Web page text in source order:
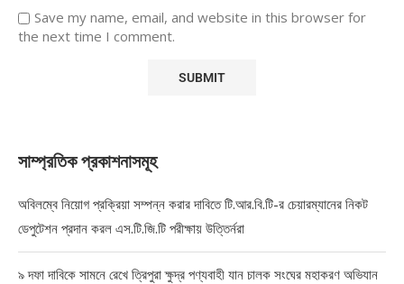
Save my name, email, and website in this browser for
the next time I comment.
সাম্প্রতিক প্রকাশনাসমূহ
অবিলম্বে নিয়োগ প্রক্রিয়া সম্পন্ন করার দাবিতে টি.আর.বি.টি-র চেয়ারম্যানের নিকট
ডেপুটেশন প্রদান করল এস.টি.জি.টি পরীক্ষায় উত্তির্নরা
৯ দফা দাবিকে সামনে রেখে ত্রিপুরা ক্ষুদ্র পণ্যবাহী যান চালক সংঘের মহাকরণ অভিযান